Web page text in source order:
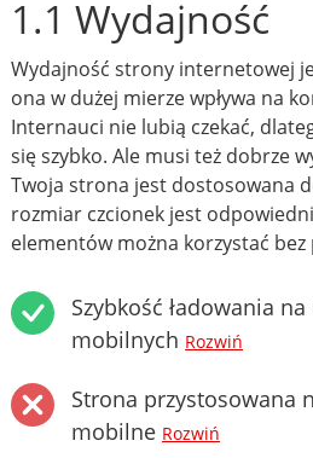
1.1 Wydajność
Wydajność strony internetowej
ona w dużej mierze wpływa na
Internauci nie lubią czekać,
się szybko. Ale musi też dobrze
Twoja strona jest dostosowana
rozmiar czcionek jest
elementów można korzystać bez
Szybkość ładowania
mobilnych Rozwiń
Strona przystosowana
mobilne Rozwiń